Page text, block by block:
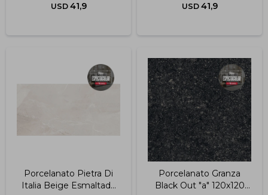
USD 41,9 USD 41,9
Porcelanato Pietra Di
Italia Beige Esmaltado
Porcelanato Granza
Black Out "a" 120x120